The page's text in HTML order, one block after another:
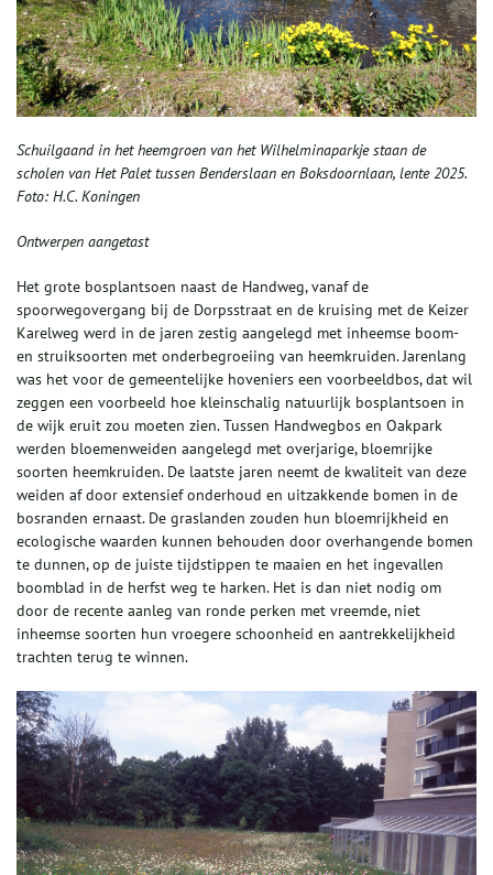
Schuilgaand in het heemgroen van het Wilhelminaparkje staan de
scholen van Het Palet tussen Benderslaan en Boksdoornlaan, lente 2025.
Foto: H.C. Koningen
Ontwerpen aangetast
Het grote bosplantsoen naast de Handweg, vanaf de
spoorwegovergang bij de Dorpsstraat en de kruising met de Keizer
Karelweg werd in de jaren zestig aangelegd met inheemse boom-
en struiksoorten met onderbegroeiing van heemkruiden. Jarenlang
was het voor de gemeentelijke hoveniers een voorbeeldbos, dat wil
zeggen een voorbeeld hoe kleinschalig natuurlijk bosplantsoen in
de wijk eruit zou moeten zien. Tussen Handwegbos en Oakpark
werden bloemenweiden aangelegd met overjarige, bloemrijke
soorten heemkruiden. De laatste jaren neemt de kwaliteit van deze
weiden af door extensief onderhoud en uitzakkende bomen in de
bosranden ernaast. De graslanden zouden hun bloemrijkheid en
ecologische waarden kunnen behouden door overhangende bomen
te dunnen, op de juiste tijdstippen te maaien en het ingevallen
boomblad in de herfst weg te harken. Het is dan niet nodig om
door de recente aanleg van ronde perken met vreemde, niet
inheemse soorten hun vroegere schoonheid en aantrekkelijkheid
trachten terug te winnen.